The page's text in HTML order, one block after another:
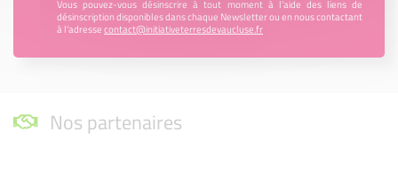
Vous pouvez-vous désinscrire à tout moment à l’aide des liens de
désinscription disponibles dans chaque Newsletter ou en nous contactant
à l’adressecontact@initiativeterresdevaucluse.fr
Nos partenaires